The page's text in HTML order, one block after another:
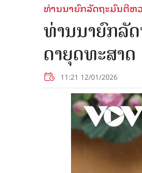
ທ່ານນາ​ຍົກ​ລັດຖະມົນຕີຫ
ທ່ານນາ​ຍົກ​ລັ
ດາຍຸດ​ທະ​ສາດ​
11:21 12/01/2026